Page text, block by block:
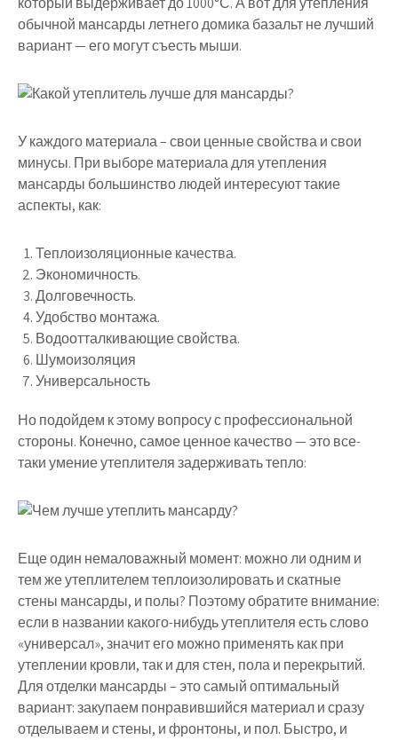
обычной мансарды летнего домика базальт не лучший
вариант — его могут съесть мыши.
У каждого материала – свои ценные свойства и свои
минусы. При выборе материала для утепления
мансарды большинство людей интересуют такие
аспекты, как:
Теплоизоляционные качества.
Экономичность.
Долговечность.
Удобство монтажа.
Водоотталкивающие свойства.
Шумоизоляция
Универсальность
Но подойдем к этому вопросу с профессиональной
стороны. Конечно, самое ценное качество — это все-
таки умение утеплителя задерживать тепло:
Еще один немаловажный момент: можно ли одним и
тем же утеплителем теплоизолировать и скатные
стены мансарды, и полы? Поэтому обратите внимание:
если в названии какого-нибудь утеплителя есть слово
«универсал», значит его можно применять как при
утеплении кровли, так и для стен, пола и перекрытий.
Для отделки мансарды – это самый оптимальный
вариант: закупаем понравившийся материал и сразу
отделываем и стены, и фронтоны, и пол. Быстро, и